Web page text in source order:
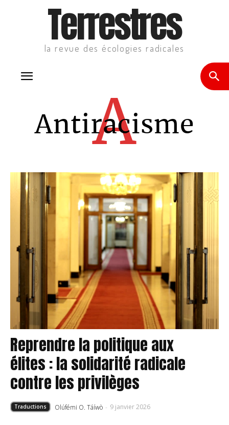
Terrestres
la revue des écologies radicales
Antiracisme
A
Reprendre la politique aux
élites : la solidarité radicale
contre les privilèges
Traductions Olúfémi O. Táíwò - 9 janvier 2026